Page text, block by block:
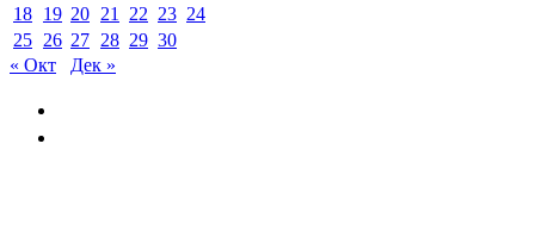
18 19 20 21 22 23 24
25 26 27 28 29 30
« Окт
Дек »